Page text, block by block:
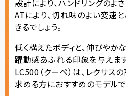
設計により、ハンドリングのよ
ATにより、切れ味のよい変速
きるでしょう。
低く構えたボディと、伸びやか
躍動感あふれる印象を与えます
LC500（クーペ）は、レクサス
求める方におすすめのモデルで